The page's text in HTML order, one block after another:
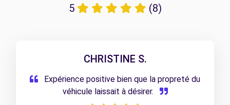
5 (8)
CHRISTINE S.
Expérience positive bien que la propreté du
véhicule laissait à désirer.